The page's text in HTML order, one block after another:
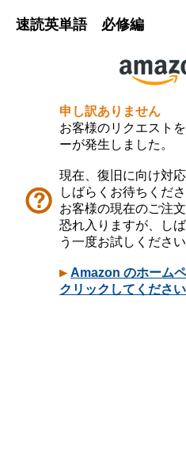
速読英単語 必修編